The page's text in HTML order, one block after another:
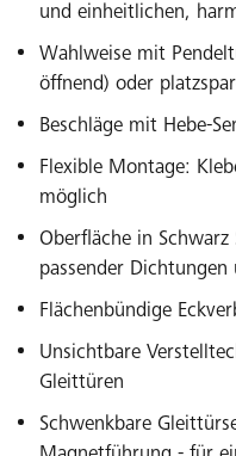
und einheitlichen,
Wahlweise mit
öffnend) oder
Beschläge mit Hebe-
Flexible Montage:
möglich
Oberfläche in
passender
Flächenbündige
Unsichtbare
Gleittüren
Schwenkbare